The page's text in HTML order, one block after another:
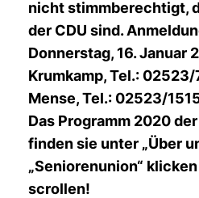
nicht stimmberechtigt,
der CDU sind.
Donnerstag, 16. Januar
Krumkamp, Tel.:
Mense, Tel.: 02523/
Das Programm 2020
finden sie unter „Über
Seniorenunion“
scrollen!